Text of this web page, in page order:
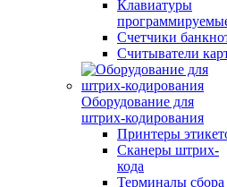
Клавиатуры
Счетчики
Считыватели
Оборудование для
штрих-кодирования
Принтеры
Сканеры штрих-
кода
Терминалы сбора